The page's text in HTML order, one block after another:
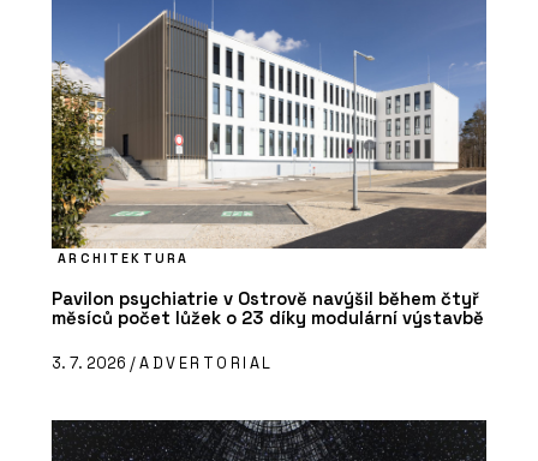
ARCHITEKTURA
Pavilon psychiatrie v Ostrově navýšil během čtyř
měsíců počet lůžek o 23 díky modulární výstavbě
3. 7. 2026 /ADVERTORIAL